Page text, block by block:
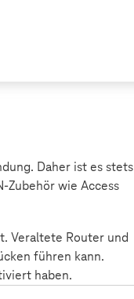
Daher ist es stets
Zubehör wie Access
Veraltete Router und
führen kann.
haben.